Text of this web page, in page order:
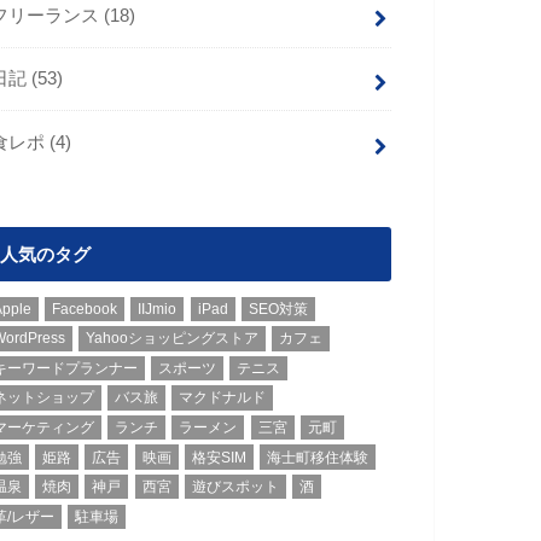
リーランス (18)
記 (53)
レポ (4)
人気のタグ
Facebook IIJmio iPad
SEO対策
Yahooショッピングストア
カフェ
ーワードプランナー
スポーツ
テニス
ットショップ
バス旅
マクドナルド
ーケティング
ランチ ラーメン 三宮
元町
強
姫路 広告 映画 格安SIM
海士町移住体験
泉
焼肉 神戸 西宮 遊びスポット
酒
/レザー
駐車場